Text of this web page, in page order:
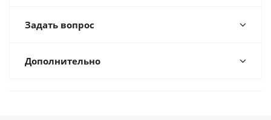
Задать вопрос
Дополнительно